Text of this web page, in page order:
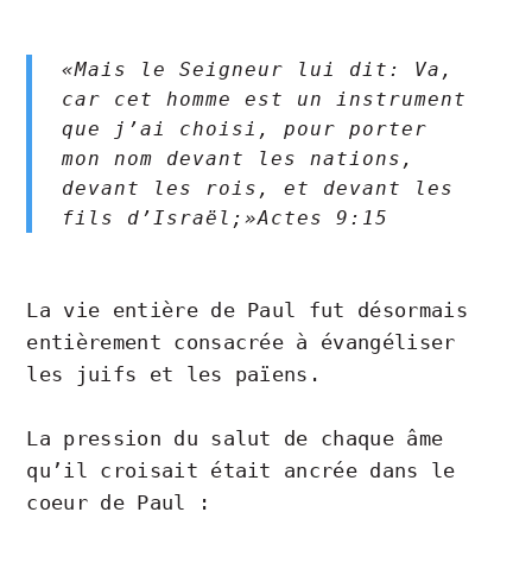
«Mais le Seigneur lui dit: Va,
car cet homme est un instrument
que j’ai choisi, pour porter
mon nom devant les nations,
devant les rois, et devant les
fils d’Israël;»Actes‬ ‭9‬:‭15‬ ‭
La vie entière de Paul fut désormais
entièrement consacrée à évangéliser
les juifs et les païens.
La pression du salut de chaque âme
qu’il croisait était ancrée dans le
coeur de Paul :